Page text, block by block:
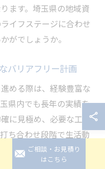
ます。埼玉県の地域資
イフステージに合わせ
がでしょうか。
バリアフリー計画
める際は、経験豊富な
県内でも長年の実績を
に見極め、必要な工事
ち合わせ段階で生活動
したプランを立てるこ
とができます。
ご相談・お見積り
はこちら